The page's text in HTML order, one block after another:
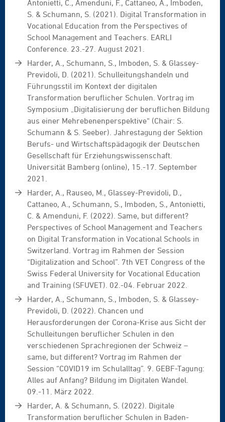
Antonietti, C., Amenduni, F., Cattaneo, A., Imboden,
S. & Schumann, S. (2021). Digital Transformation in
Vocational Education from the Perspectives of
School Management and Teachers. EARLI
Conference. 23.-27. August 2021.
Harder, A., Schumann, S., Imboden, S. & Glassey-
Previdoli, D. (2021). Schulleitungshandeln und
Führungsstil im Kontext der digitalen
Transformation beruflicher Schulen. Vortrag im
Symposium „Digitalisierung der beruflichen Bildung
aus einer Mehrebenenperspektive“ (Chair: S.
Schumann & S. Seeber). Jahrestagung der Sektion
Berufs- und Wirtschaftspädagogik der Deutschen
Gesellschaft für Erziehungswissenschaft.
Universität Bamberg (online), 15.-17. September
2021.
Harder, A., Rauseo, M., Glassey-Previdoli, D.,
Cattaneo, A., Schumann, S., Imboden, S., Antonietti,
C. & Amenduni, F. (2022). Same, but different?
Perspectives of School Management and Teachers
on Digital Transformation in Vocational Schools in
Switzerland. Vortrag im Rahmen der Session
“Digitalization and School”. 7th VET Congress of the
Swiss Federal University for Vocational Education
and Training (SFUVET). 02.-04. Februar 2022.
Harder, A., Schumann, S., Imboden, S. & Glassey-
Previdoli, D. (2022). Chancen und
Herausforderungen der Corona-Krise aus Sicht der
Schulleitungen beruflicher Schulen in den
verschiedenen Sprachregionen der Schweiz –
same, but different? Vortrag im Rahmen der
Session “COVID19 im Schulalltag”. 9. GEBF-Tagung:
Alles auf Anfang? Bildung im Digitalen Wandel.
09.-11. März 2022.
Harder, A. & Schumann, S. (2022). Digitale
Transformation beruflicher Schulen in Baden-